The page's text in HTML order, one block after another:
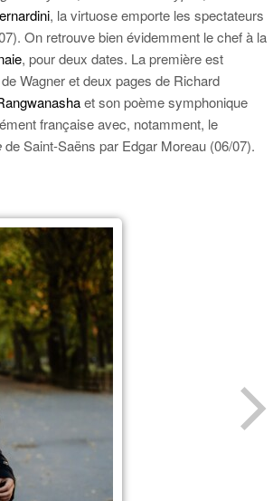
, la virtuose emporte les spectateurs
On retrouve bien évidemment le chef à la
, pour deux dates. La première est
de Wagner et deux pages de Richard
et son poème symphonique
française avec, notamment, le
de Saint-Saëns par Edgar Moreau (06/07).